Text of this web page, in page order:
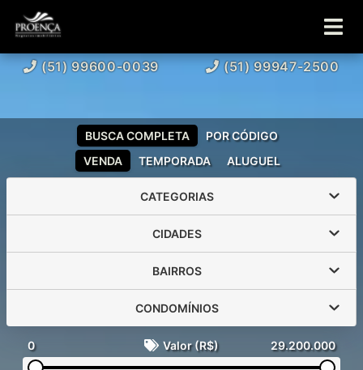
(51) 99600-0039 (51) 99947-2500
VENDA TEMPORADA ALUGUEL
BUSCA COMPLETA POR CÓDIGO
CATEGORIAS
CIDADES
BAIRROS
CONDOMÍNIOS
0 Valor (R$) 29.200.000